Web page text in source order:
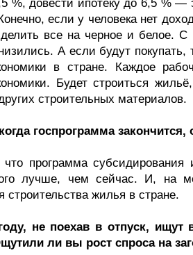
%, довести ипотеку до 6,5 %
если у человека нет
все на черное и белое. С
А если будут
в стране. Каждое
Будет строиться
строительных материалов.
госпрограмма закончится,
программа субсидирования
лучше, чем сейчас. И, на
строительства жилья в стране.
не поехав в отпуск, ищут
ли вы рост спроса на